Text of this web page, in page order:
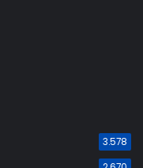
3.578